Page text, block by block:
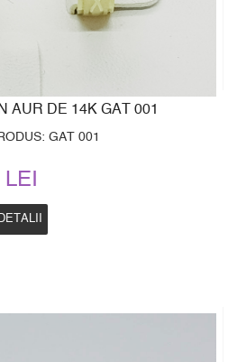
AUR DE 14K GAT 001
GAT 001
DETALII